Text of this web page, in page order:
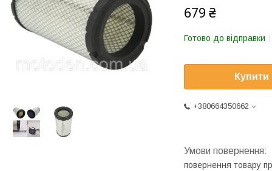
679 ₴
Готово до відправки
Купити
+380664350662
повернення товару